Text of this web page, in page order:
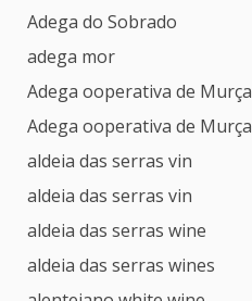
Adega do Sobrado
adega mor
Adega ooperativa de Murça
Adega ooperativa de Murça
aldeia das serras vin
aldeia das serras vin
aldeia das serras wine
aldeia das serras wines